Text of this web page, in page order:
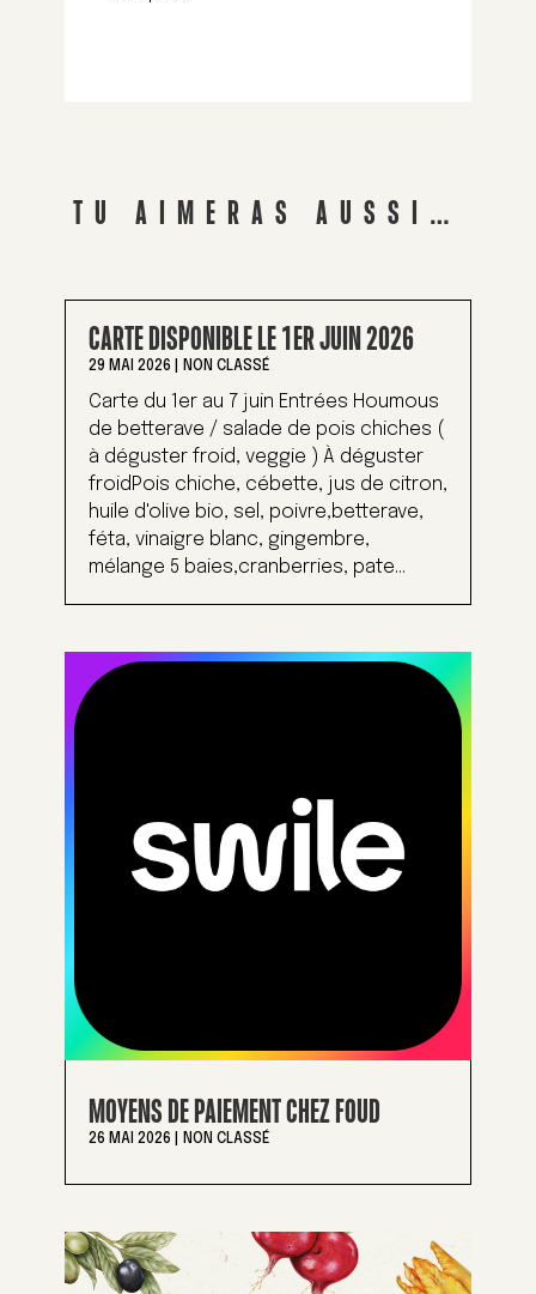
TU AIMERAS AUSSI…
CARTE DISPONIBLE LE 1ER JUIN 2026
29 MAI 2026 NON CLASSÉ
Carte du 1er au 7 juin Entrées Houmous
de betterave / salade de pois chiches (
à déguster froid, veggie ) À déguster
froidPois chiche, cébette, jus de citron,
huile d'olive bio, sel, poivre,betterave,
féta, vinaigre blanc, gingembre,
mélange 5 baies,cranberries, pate...
MOYENS DE PAIEMENT CHEZ FOUD
26 MAI 2026 NON CLASSÉ